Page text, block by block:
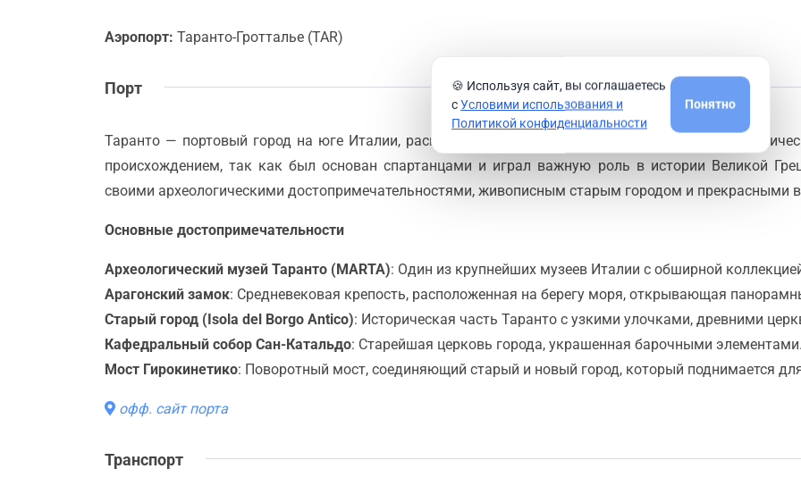
Аэропорт: Таранто-Гротталье (TAR)
Порт
Таранто — портовый город на юге Италии, расположенный в регионе Апулия на побережье
происхождением, так как был основан спартанцами и играл важную роль в истории Великой
своими археологическими достопримечательностями, живописным старым городом и прекрасными
Основные достопримечательности
Археологический музей Таранто (MARTA): Один из крупнейших музеев Италии с обширной
Арагонский замок: Средневековая крепость, расположенная на берегу моря, открывающая
Старый город (Isola del Borgo Antico): Историческая часть Таранто с узкими улочками, древними
Кафедральный собор Сан-Катальдо: Старейшая церковь города, украшенная барочными элементами.
Мост Гирокинетико: Поворотный мост, соединяющий старый и новый город, который поднимается
офф. сайт порта
Транспорт
🍪 Используя сайт, вы соглашаетесь
сУсловими использования и
Политикой конфиденциальности
Понятно